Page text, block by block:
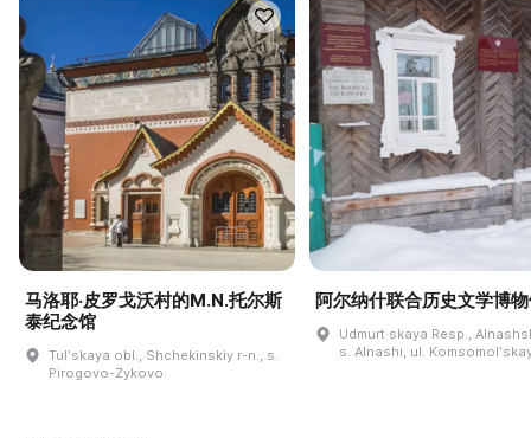
马洛耶·皮罗戈沃村的M.N.托尔斯
泰纪念馆
Tulʹskaya obl., Shchekinskiy r-n., s.
Pirogovo-Zykovo
阿尔纳什联合历史文学博
Udmurt·skaya Resp.,
s. Alnashi, ul.